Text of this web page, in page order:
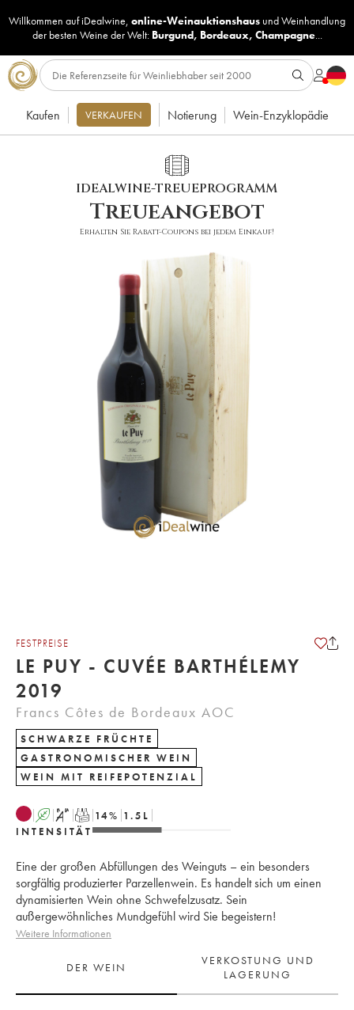
Willkommen auf iDealwine, online-Weinauktionshaus undWeinhandlung
der besten Weine der Welt: Burgund, Bordeaux, Champagne...
Kaufen VERKAUFEN Notierung Wein-Enzyklopädie
IDEALWINE-TREUEPROGRAMM
Treueangebot
Erhalten Sie Rabatt-Coupons bei jedem Einkauf!
FESTPREISE
LE PUY - CUVÉE BARTHÉLEMY
2019
Francs Côtes de Bordeaux AOC
SCHWARZE FRÜCHTE
GASTRONOMISCHER WEIN
WEIN MIT REIFEPOTENZIAL
A S T 14% 1.5 L
INTENSITÄT
Eine der großen Abfüllungen des Weinguts – ein besonders
sorgfältig produzierter Parzellenwein. Es handelt sich um einen
dynamisierten Wein ohne Schwefelzusatz. Sein
außergewöhnliches Mundgefühl wird Sie begeistern!
Weitere Informationen
DER WEIN
VERKOSTUNG UND
LAGERUNG